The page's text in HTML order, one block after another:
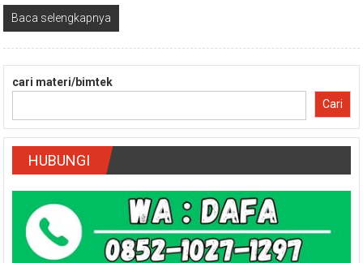
Baca selengkapnya
cari materi/bimtek
Cari
HUBUNGI